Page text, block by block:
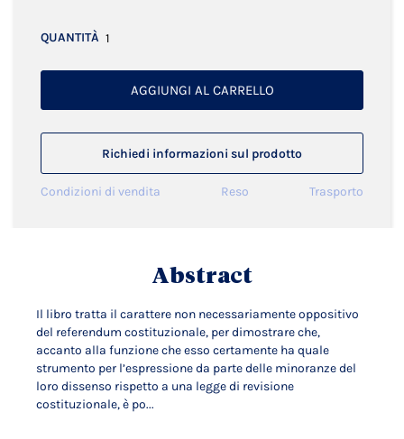
QUANTITÀ
AGGIUNGI AL CARRELLO
Richiedi informazioni sul prodotto
Condizioni di vendita Reso Trasporto
Abstract
Il libro tratta il carattere non necessariamente oppositivo
del referendum costituzionale, per dimostrare che,
accanto alla funzione che esso certamente ha quale
strumento per l’espressione da parte delle minoranze del
loro dissenso rispetto a una legge di revisione
costituzionale, è po...